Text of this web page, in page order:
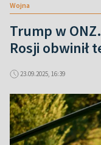
Wojna
Trump w
Rosji obwinił
23.09.2025, 16:39